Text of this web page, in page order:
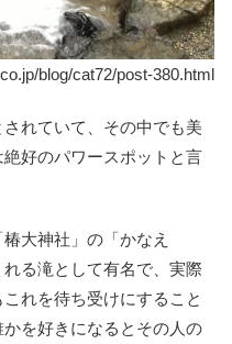
blog/cat72/post-380.html
れていて、その中でも美
好のパワースポットと言
大神社」の「かなえ
る滝として有名で、実際
れを待ち受けにすること
を好きになるとその人の